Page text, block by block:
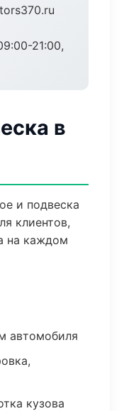
21:00,
в
и подвеска
клиентов,
на каждом
автомобиля
кузова